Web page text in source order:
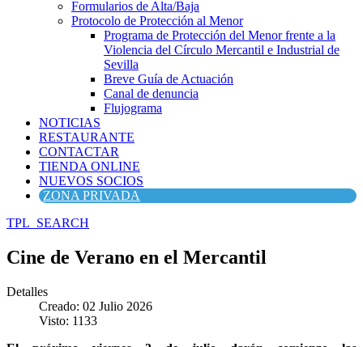
Formularios de Alta/Baja
Protocolo de Protección al Menor
Programa de Protección del Menor frente a la
Violencia del Círculo Mercantil e Industrial de
Sevilla
Breve Guía de Actuación
Canal de denuncia
Flujograma
NOTICIAS
RESTAURANTE
CONTACTAR
TIENDA ONLINE
NUEVOS SOCIOS
ZONA PRIVADA
TPL_SEARCH
Cine de Verano en el Mercantil
Detalles
Creado: 02 Julio 2026
Visto: 1133